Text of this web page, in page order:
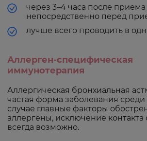
через 3–4 часа после
непосредственно перед
лучше всего проводить в
Аллерген-специфическая
иммунотерапия
Аллергическая бронхиальная
частая форма заболевания среди
случае главные факторы
аллергены, исключение
всегда возможно.